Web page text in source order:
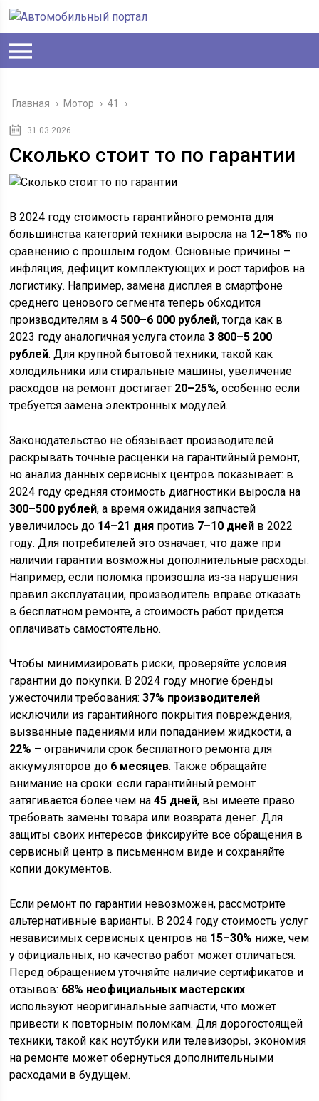
Главная › Мотор › 41 ›
31.03.2026
Сколько стоит то по гарантии
В 2024 году стоимость гарантийного ремонта для
большинства категорий техники выросла на 12–18% по
сравнению с прошлым годом. Основные причины –
инфляция, дефицит комплектующих и рост тарифов на
логистику. Например, замена дисплея в смартфоне
среднего ценового сегмента теперь обходится
производителям в4 500–6 000 рублей, тогда как в
2023 году аналогичная услуга стоила3 800–5 200
рублей. Для крупной бытовой техники, такой как
холодильники или стиральные машины, увеличение
расходов на ремонт достигает 20–25%, особенно если
требуется замена электронных модулей.
Законодательство не обязывает производителей
раскрывать точные расценки на гарантийный ремонт,
но анализ данных сервисных центров показывает: в
2024 году средняя стоимость диагностики выросла на
300–500 рублей, а время ожидания запчастей
увеличилось до 14–21 дня против 7–10 дней в 2022
году. Для потребителей это означает, что даже при
наличии гарантии возможны дополнительные расходы.
Например, если поломка произошла из-за нарушения
правил эксплуатации, производитель вправе отказать
в бесплатном ремонте, а стоимость работ придется
оплачивать самостоятельно.
Чтобы минимизировать риски, проверяйте условия
гарантии до покупки. В 2024 году многие бренды
ужесточили требования:37% производителей
исключили из гарантийного покрытия повреждения,
вызванные падениями или попаданием жидкости, а
22% – ограничили срок бесплатного ремонта для
аккумуляторов до 6 месяцев. Также обращайте
внимание на сроки: если гарантийный ремонт
затягивается более чем на45 дней, вы имеете право
требовать замены товара или возврата денег. Для
защиты своих интересов фиксируйте все обращения в
сервисный центр в письменном виде и сохраняйте
копии документов.
Если ремонт по гарантии невозможен, рассмотрите
альтернативные варианты. В 2024 году стоимость услуг
независимых сервисных центров на 15–30% ниже, чем
у официальных, но качество работ может отличаться.
Перед обращением уточняйте наличие сертификатов и
отзывов: 68% неофициальных мастерских
используют неоригинальные запчасти, что может
привести к повторным поломкам. Для дорогостоящей
техники, такой как ноутбуки или телевизоры, экономия
на ремонте может обернуться дополнительными
расходами в будущем.